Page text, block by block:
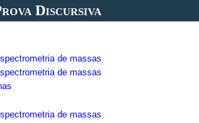
Discursiva
de massas
de massas
de massas